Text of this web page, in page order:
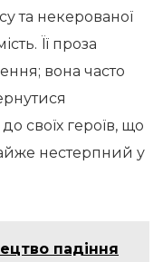
та некерованої
Її проза
вона часто
своїх героїв, що
нестерпний у
падіння